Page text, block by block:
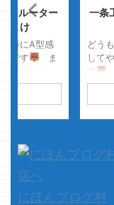
Fiルーター
まけ
特にA型感
です
ま
で・・・
りになりま
床暖による
・決着
一条
どう
して
す
分で
っ！
にほんブログ村